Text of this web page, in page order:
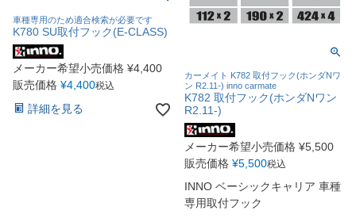
車種専用のため適合検索が必要です
K780 SU取付フック(E-CLASS)
メーカー希望小売価格 ¥4,400
販売価格 ¥4,400税込
詳細を見る
カーメイト K782 取付フック(ホンダNワ
ン R2.11-) inno carmate
K782 取付フック(ホンダNワン
R2.11-)
メーカー希望小売価格 ¥5,500
販売価格 ¥5,500税込
INNO ベーシックキャリア 車種
専用取付フック